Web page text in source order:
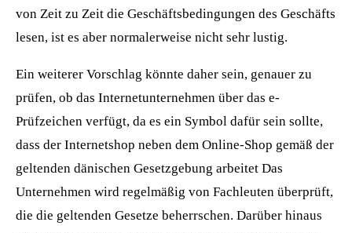
von Zeit zu Zeit die Geschäftsbedingungen des Geschäfts
lesen, ist es aber normalerweise nicht sehr lustig.
Ein weiterer Vorschlag könnte daher sein, genauer zu
prüfen, ob das Internetunternehmen über das e-
Prüfzeichen verfügt, da es ein Symbol dafür sein sollte,
dass der Internetshop neben dem Online-Shop gemäß der
geltenden dänischen Gesetzgebung arbeitet Das
Unternehmen wird regelmäßig von Fachleuten überprüft,
die die geltenden Gesetze beherrschen. Darüber hinaus